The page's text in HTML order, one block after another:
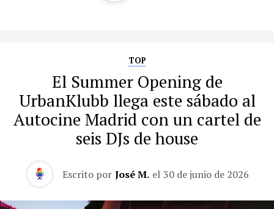
TOP
El Summer Opening de
UrbanKlubb llega este sábado al
Autocine Madrid con un cartel de
seis DJs de house
Escrito por José M. el 30 de junio de 2026